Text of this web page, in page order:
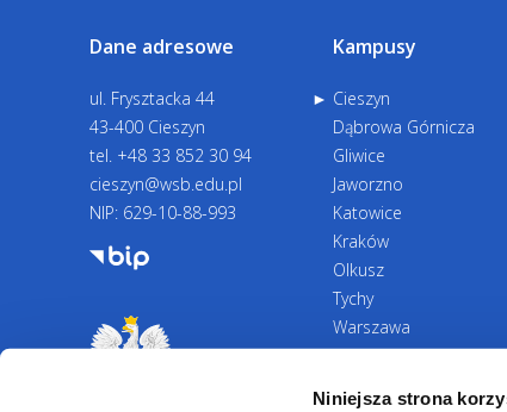
Niniejsza strona
Dane adresowe
ul. Frysztacka 44
43-400 Cieszyn
tel. +48 33 852 30 94
cieszyn@wsb.edu.pl
NIP: 629-10-88-993
Kampusy
Cieszyn
Dąbrowa Górnicza
Gliwice
Jaworzno
Katowice
Kraków
Olkusz
Tychy
Warszawa
Zawiercie